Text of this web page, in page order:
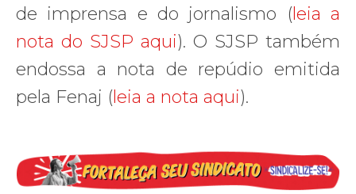
de imprensa e do jornalismo (leia a
nota do SJSP aqui). O SJSP também
endossa a nota de repúdio emitida
pela Fenaj (leia a nota aqui).